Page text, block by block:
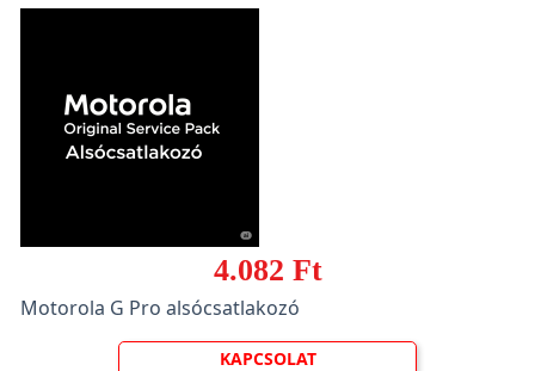
4.082 Ft
Motorola G Pro alsócsatlakozó
KAPCSOLAT